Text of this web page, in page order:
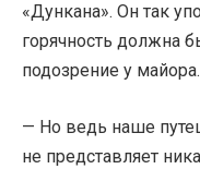
«Дункана». Он так
горячность должна
подозрение у майора.
— Но ведь наше
не представляет